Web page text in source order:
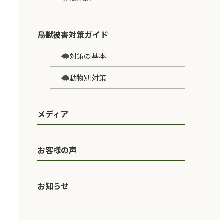
鳥獣被害対策ガイド
対策の基本
動物別対策
メディア
お客様の声
お知らせ